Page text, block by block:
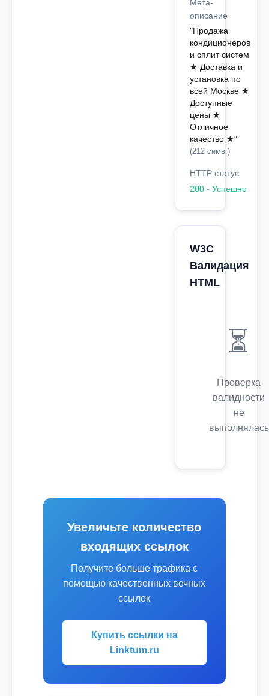
Мета-
описание
"Продажа
кондиционеров
и сплит систем
★ Доставка и
установка по
всей Москве ★
Доступные
цены ★
Отличное
качество ★"
(212 симв.)
HTTP статус
200 - Успешно
W3C
Валидация
HTML
⏳
Проверка
валидности
не
выполнялась
Увеличьте количество
входящих ссылок
Получите больше трафика с
помощью качественных вечных
ссылок
Купить ссылки на
Linktum.ru